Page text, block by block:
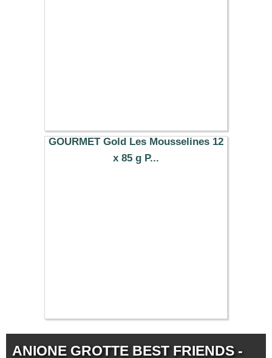
GOURMET Gold Les Mousselines 12
x 85 g P...
ANIONE GROTTE BEST FRIENDS -